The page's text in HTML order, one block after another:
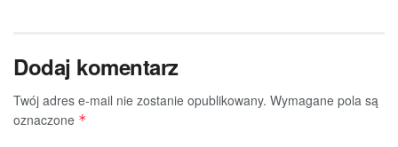
Dodaj komentarz
Twój adres e-mail nie zostanie opublikowany. Wymagane pola są
oznaczone *